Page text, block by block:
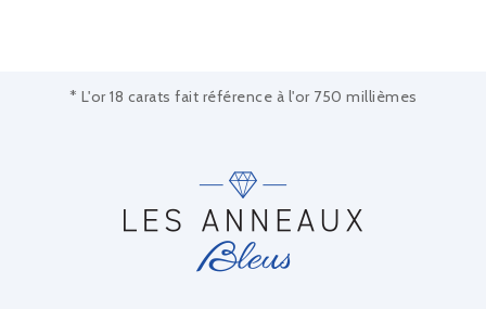
* L'or 18 carats fait référence à l'or 750 millièmes